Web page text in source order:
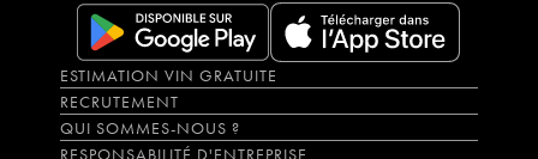
ESTIMATION VIN GRATUITE
RECRUTEMENT
QUI SOMMES-NOUS ?
RESPONSABILITÉ D'ENTREPRISE